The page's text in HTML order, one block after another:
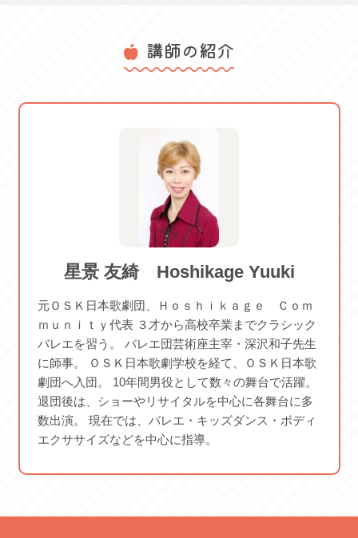
〇本サービスは、予告なく終了する場合がございます。
動きやすい服装、タオル、飲み物、
足元は裸足
体験可能日： 2026/05/08 金
2026/05/29 金 2026/06/05 金
2026/06/12 金 2026/06/19 金
2026/06/26 金 2026/07/03 金
2026/07/10 金 2026/07/17 金
2026/07/24 金 2026/07/31 金
2026/08/07 金 2026/08/21 金
2026/09/11 金 2026/09/18 金
講師の紹介
星景 友綺 Hoshikage Yuuki
元ＯＳＫ日本歌劇団、Ｈｏｓｈｉｋａｇｅ Ｃｏｍ
ｍｕｎｉｔｙ代表 ３才から高校卒業までクラシック
バレエを習う。 バレエ団芸術座主宰・深沢和子先生
に師事。 ＯＳＫ日本歌劇学校を経て、ＯＳＫ日本歌
劇団へ入団。 10年間男役として数々の舞台で活躍。
退団後は、ショーやリサイタルを中心に各舞台に多
数出演。 現在では、バレエ・キッズダンス・ボディ
エクササイズなどを中心に指導。